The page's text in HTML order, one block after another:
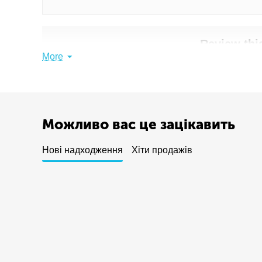
Review
More
Можливо вас це зацікавить
Нові надходження Хіти продажів